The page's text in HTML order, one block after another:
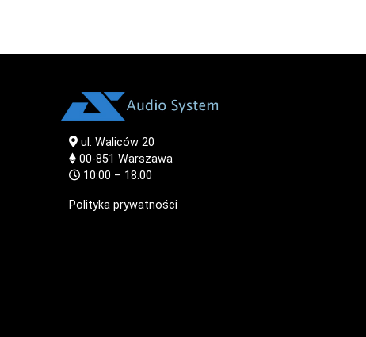
ul. Waliców 20
00-851 Warszawa
10:00 – 18.00
Polityka prywatności